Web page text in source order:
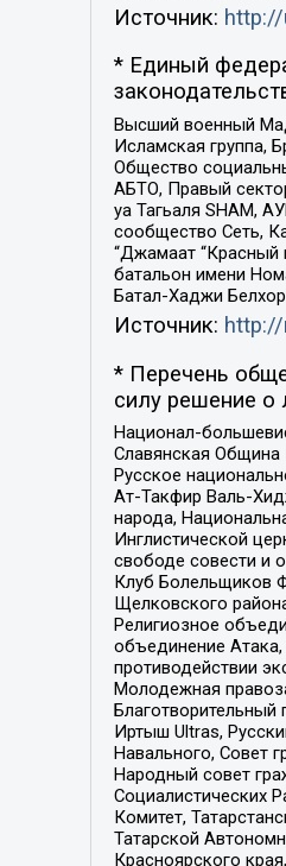
Источник: http://
* Единый
Высший военный
Исламская группа,
Общество
АБТО, Правый
уа Тагьаля SHAM,
сообщество Сеть,
“Джамаат “Красный
батальон имени
Батал-Хаджи
Источник:
* Перечень
силу решение о
Национал-
Славянская
Русское
Ат-Такфир Валь-
народа,
Инглистической
свободе совести и
Клуб Болельщиков
Щелковского
Религиозное
объединение
противодействии
Молодежная
Благотворительный
Иртыш Ultras,
Навального, Совет
Народный совет
Социалистических
Комитет,
Татарской
Красноярского